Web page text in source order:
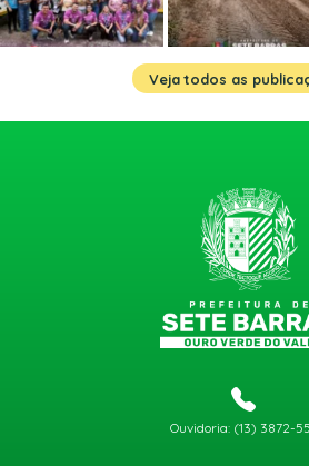
Veja todos as
Ouvidoria: (13) 3872-